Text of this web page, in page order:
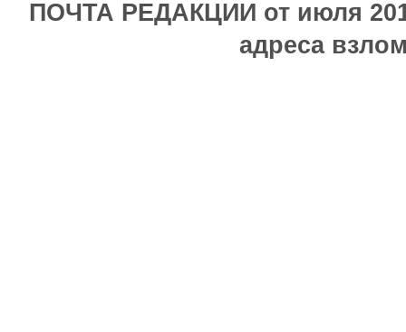
ПОЧТА РЕДАКЦИИ от июля
адреса